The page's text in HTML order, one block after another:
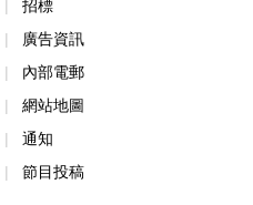
招標
廣告資訊
內部電郵
網站地圖
通知
節目投稿